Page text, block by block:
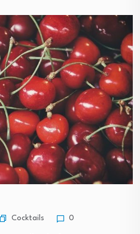
Cocktails 0